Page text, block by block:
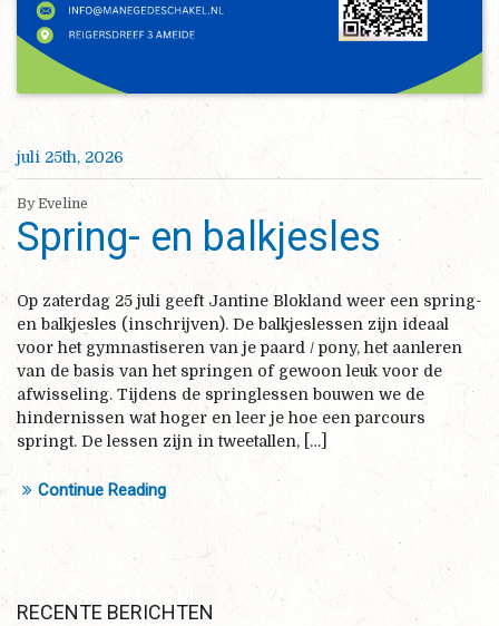
juli 25th, 2026
By Eveline
Spring- en balkjesles
Op zaterdag 25 juli geeft Jantine Blokland weer een spring-
en balkjesles (inschrijven). De balkjeslessen zijn ideaal
voor het gymnastiseren van je paard / pony, het aanleren
van de basis van het springen of gewoon leuk voor de
afwisseling. Tijdens de springlessen bouwen we de
hindernissen wat hoger en leer je hoe een parcours
springt. De lessen zijn in tweetallen, […]
Continue Reading
RECENTE BERICHTEN